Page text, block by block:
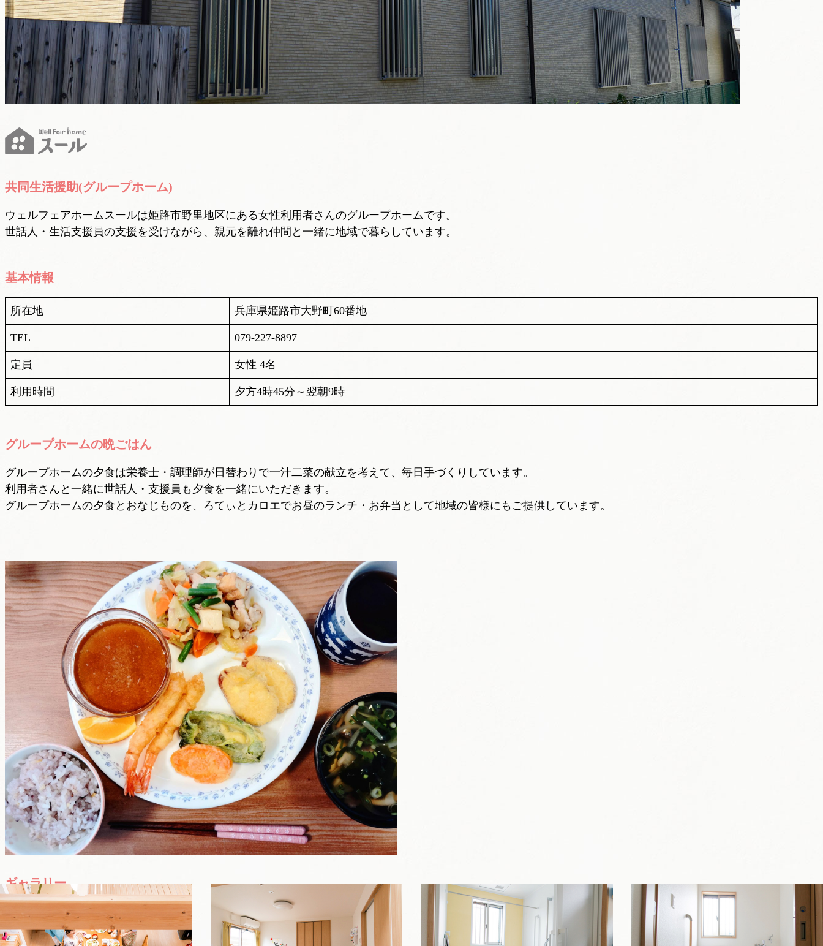
共同生活援助(グループホーム)
ウェルフェアホームスールは姫路市野里地区にある女性利用者さんのグループホームです。
世話人・生活支援員の支援を受けながら、親元を離れ仲間と一緒に地域で暮らしています。
基本情報
所在地 兵庫県姫路市大野町60番地
TEL 079-227-8897
定員 女性 4名
利用時間 夕方4時45分～翌朝9時
グループホームの晩ごはん
グループホームの夕食は栄養士・調理師が日替わりで一汁二菜の献立を考えて、毎日手づくりしています。
利用者さんと一緒に世話人・支援員も夕食を一緒にいただきます。
グループホームの夕食とおなじものを、ろてぃとカロエでお昼のランチ・お弁当として地域の皆様にもご提供しています。
ギャラリー